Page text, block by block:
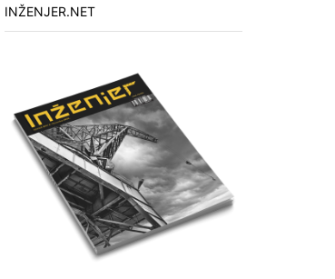
INŽENJER.NET